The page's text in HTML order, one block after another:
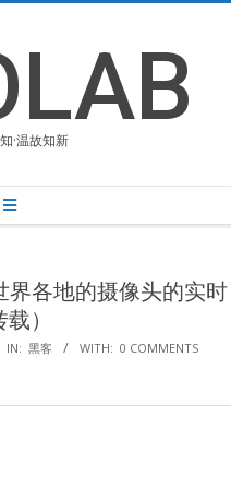
·温故知新
界各地的摄像头的实时
）
IN: 黑客 WITH: 0 COMMENTS